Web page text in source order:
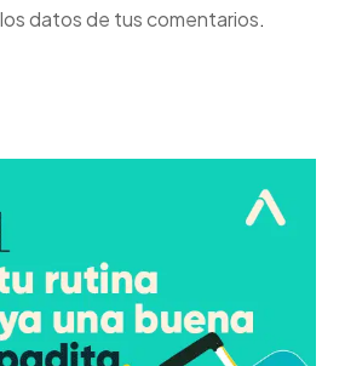
datos de tus comentarios.